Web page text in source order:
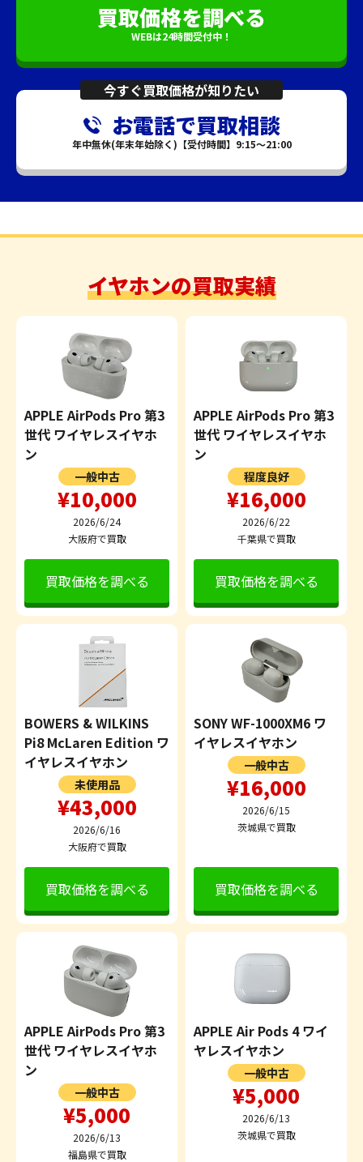
買取価格を調べる
WEBは24時間受付中！
今すぐ買取価格が知りたい
お電話で買取相談
年中無休(年末年始除く)【受付時間】9:15～21:00
イヤホンの買取実績
APPLE AirPods Pro 第3
世代 ワイヤレスイヤホ
ン
一般中古
¥10,000
2026/6/24
大阪府で買取
買取価格を調べる
APPLE AirPods Pro 第3
世代 ワイヤレスイヤホ
ン
程度良好
¥16,000
2026/6/22
千葉県で買取
買取価格を調べる
BOWERS & WILKINS
Pi8 McLaren Edition ワ
イヤレスイヤホン
未使用品
¥43,000
2026/6/16
大阪府で買取
買取価格を調べる
SONY WF-1000XM6 ワ
イヤレスイヤホン
一般中古
¥16,000
2026/6/15
茨城県で買取
買取価格を調べる
APPLE AirPods Pro 第3
世代 ワイヤレスイヤホ
ン
一般中古
¥5,000
2026/6/13
福島県で買取
APPLE Air Pods 4 ワイ
ヤレスイヤホン
一般中古
¥5,000
2026/6/13
茨城県で買取